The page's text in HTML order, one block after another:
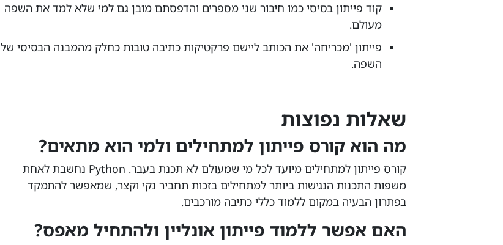
קוד פייתון בסיסי כמו חיבור שני מספרים והדפסתם מובן גם למי שלא למד את השפה
מעולם.
פייתון 'מכריחה' את הכותב ליישם פרקטיקות כתיבה טובות כחלק מהמבנה הבסיסי של
השפה.
שאלות נפוצות
מה הוא קורס פייתון למתחילים ולמי הוא מתאים?
קורס פייתון למתחילים מיועד לכל מי שמעולם לא תכנת בעבר. Python נחשבת לאחת
משפות התכנות הנגישות ביותר למתחילים בזכות תחביר נקי וקצר, שמאפשר להתמקד
בפתרון הבעיה במקום ללמוד כללי כתיבה מורכבים.
האם אפשר ללמוד פייתון אונליין ולהתחיל מאפס?